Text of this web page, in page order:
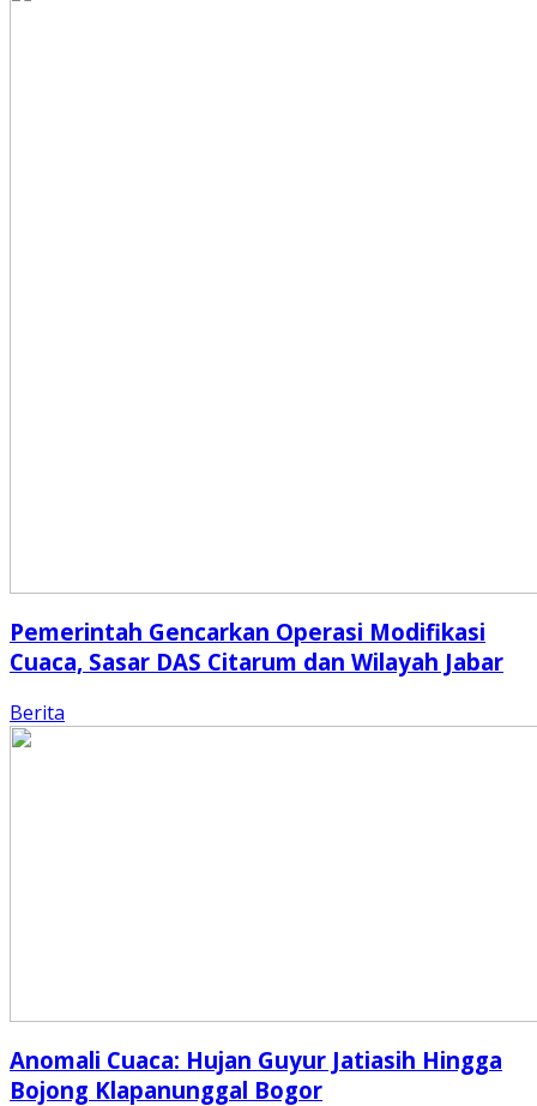
Pemerintah Gencarkan Operasi Modifikasi
Cuaca, Sasar DAS Citarum dan Wilayah Jabar
Berita
Anomali Cuaca: Hujan Guyur Jatiasih Hingga
Bojong Klapanunggal Bogor